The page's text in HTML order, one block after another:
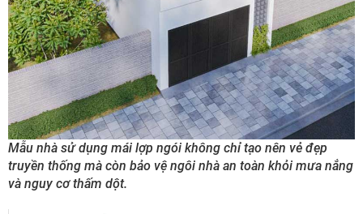
Mẫu nhà sử dụng mái lợp ngói không chỉ tạo nên vẻ đẹp
truyền thống mà còn bảo vệ ngôi nhà an toàn khỏi mưa nắng
và nguy cơ thấm dột.